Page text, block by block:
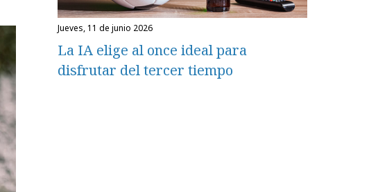
jueves, 11 de junio 2026
La IA elige al once ideal para
disfrutar del tercer tiempo